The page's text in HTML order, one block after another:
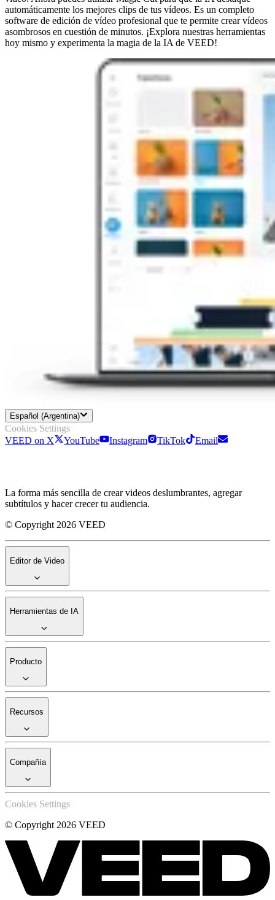
automáticamente los mejores clips de tus vídeos. Es un completo
software de edición de vídeo profesional que te permite crear vídeos
asombrosos en cuestión de minutos. ¡Explora nuestras herramientas
hoy mismo y experimenta la magia de la IA de VEED!
Español (Argentina)
Cookies Settings
VEED on X
YouTube Instagram TikTok Email
La forma más sencilla de crear videos deslumbrantes, agregar
subtítulos y hacer crecer tu audiencia.
© Copyright 2026 VEED
Editor de Video
Herramientas de IA
Producto
Recursos
Compañía
Cookies Settings
© Copyright 2026 VEED